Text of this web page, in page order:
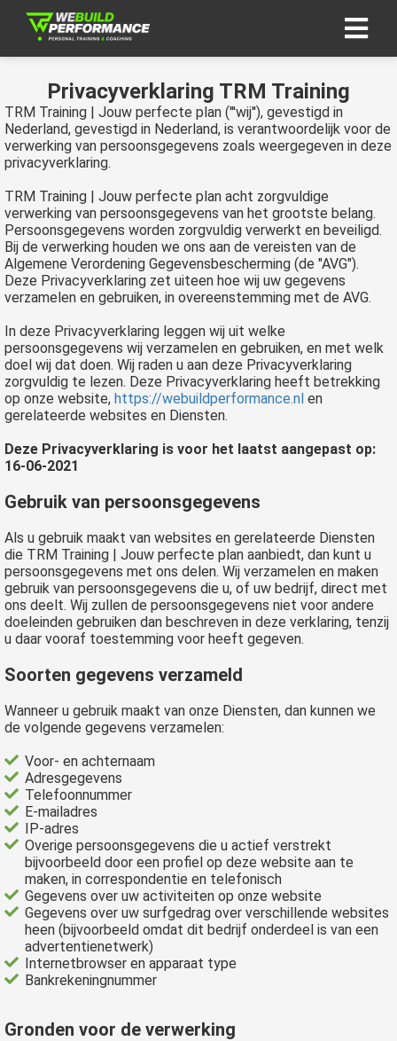
Privacyverklaring TRM Training
TRM Training | Jouw perfecte plan ('''wij''), gevestigd in
Nederland, gevestigd in Nederland, is verantwoordelijk voor de
verwerking van persoonsgegevens zoals weergegeven in deze
privacyverklaring.
TRM Training | Jouw perfecte plan acht zorgvuldige
verwerking van persoonsgegevens van het grootste belang.
Persoonsgegevens worden zorgvuldig verwerkt en beveiligd.
Bij de verwerking houden we ons aan de vereisten van de
Algemene Verordening Gegevensbescherming (de "AVG").
Deze Privacyverklaring zet uiteen hoe wij uw gegevens
verzamelen en gebruiken, in overeenstemming met de AVG.
In deze Privacyverklaring leggen wij uit welke
persoonsgegevens wij verzamelen en gebruiken, en met welk
doel wij dat doen. Wij raden u aan deze Privacyverklaring
zorgvuldig te lezen. Deze Privacyverklaring heeft betrekking
op onze website, https://webuildperformance.nl en
gerelateerde websites en Diensten.
Deze Privacyverklaring is voor het laatst aangepast op:
16-06-2021
Gebruik van persoonsgegevens
Als u gebruik maakt van websites en gerelateerde Diensten
die TRM Training | Jouw perfecte plan aanbiedt, dan kunt u
persoonsgegevens met ons delen. Wij verzamelen en maken
gebruik van persoonsgegevens die u, of uw bedrijf, direct met
ons deelt. Wij zullen de persoonsgegevens niet voor andere
doeleinden gebruiken dan beschreven in deze verklaring, tenzij
u daar vooraf toestemming voor heeft gegeven.
Soorten gegevens verzameld
Wanneer u gebruik maakt van onze Diensten, dan kunnen we
de volgende gegevens verzamelen:
Voor- en achternaam
Adresgegevens
Telefoonnummer
E-mailadres
IP-adres
Overige persoonsgegevens die u actief verstrekt
bijvoorbeeld door een profiel op deze website aan te
maken, in correspondentie en telefonisch
Gegevens over uw activiteiten op onze website
Gegevens over uw surfgedrag over verschillende websites
heen (bijvoorbeeld omdat dit bedrijf onderdeel is van een
advertentienetwerk)
Internetbrowser en apparaat type
Bankrekeningnummer
Gronden voor de verwerking